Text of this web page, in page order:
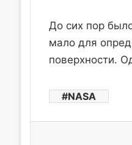
До сих пор
мало для
поверхности.
NASA